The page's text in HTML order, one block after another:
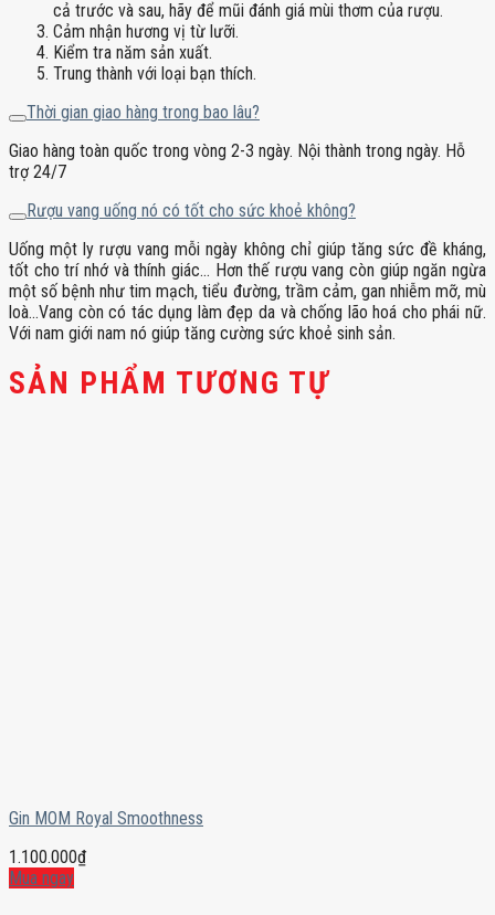
cả trước và sau, hãy để mũi đánh giá mùi thơm của rượu.
Cảm nhận hương vị từ lưỡi.
Kiểm tra năm sản xuất.
Trung thành với loại bạn thích.
Thời gian giao hàng trong bao lâu?
Giao hàng toàn quốc trong vòng 2-3 ngày. Nội thành trong ngày. Hỗ
trợ 24/7
Rượu vang uống nó có tốt cho sức khoẻ không?
Uống một ly rượu vang mỗi ngày không chỉ giúp tăng sức đề kháng,
tốt cho trí nhớ và thính giác… Hơn thế rượu vang còn giúp ngăn ngừa
một số bệnh như tim mạch, tiểu đường, trầm cảm, gan nhiễm mỡ, mù
loà…Vang còn có tác dụng làm đẹp da và chống lão hoá cho phái nữ.
Với nam giới nam nó giúp tăng cường sức khoẻ sinh sản.
SẢN PHẨM TƯƠNG TỰ
Gin MOM Royal Smoothness
1.100.000₫
Mua ngay